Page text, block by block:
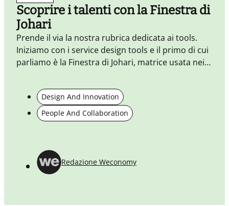
Scoprire i talenti con la Finestra di
Johari
Prende il via la nostra rubrica dedicata ai tools.
Iniziamo con i service design tools e il primo di cui
parliamo è la Finestra di Johari, matrice usata nei
interpersonali e far emergere i talenti.
Design And Innovation
People And Collaboration
Redazione Weconomy